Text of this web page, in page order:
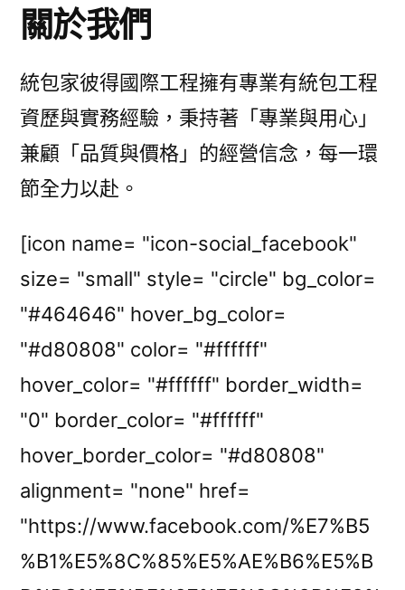
關於我們
統包家彼得國際工程擁有專業有統包工程
資歷與實務經驗，秉持著「專業與用心」
兼顧「品質與價格」的經營信念，每一環
節全力以赴。
[icon name= "icon-social_facebook"
size= "small" style= "circle" bg_color=
"#464646" hover_bg_color=
"#d80808" color= "#ffffff"
hover_color= "#ffffff" border_width=
"0" border_color= "#ffffff"
hover_border_color= "#d80808"
alignment= "none" href=
"https://www.facebook.com/%E7%B5
%B1%E5%8C%85%E5%AE%B6%E5%B